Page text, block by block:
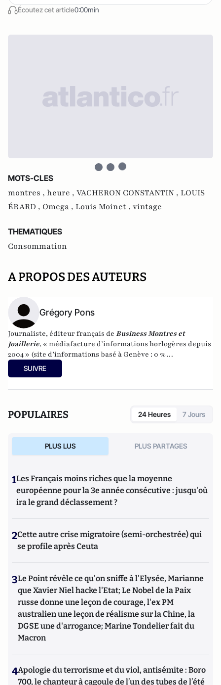
Écoutez cet article0:00min
MOTS-CLES
montres , heure , VACHERON CONSTANTIN , LOUIS
ÉRARD , Omega , Louis Moinet , vintage
THEMATIQUES
Consommation
A PROPOS DES AUTEURS
Grégory Pons
Journaliste, éditeur français de Business Montres et
Joaillerie, « médiafacture d’informations horlogères depuis
2004 » (site d’informations basé à Genève : 0 %
publicité-100 % liberté), spécialiste du marketing horloger
et de l’analyse des marchés de la montre.
SUIVRE
POPULAIRES 24 Heures 7 Jours
PLUS LUS PLUS PARTAGES
1Les Français moins riches que la moyenne
européenne pour la 3e année consécutive : jusqu'où
ira le grand déclassement ?
2Cette autre crise migratoire (semi-orchestrée) qui
se profile après Ceuta
3Le Point révèle ce qu'on sniffe à l'Elysée, Marianne
que Xavier Niel hacke l'Etat; Le Nobel de la Paix
russe donne une leçon de courage, l'ex PM
australien une leçon de réalisme sur la Chine, la
DGSE une d'arrogance; Marine Tondelier fait du
Macron
4Apologie du terrorisme et du viol, antisémite : Boro
700, le chanteur à cagoule de l’un des tubes de l’été